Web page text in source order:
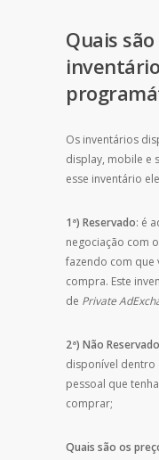
Quais
Os inventários
display, mobile e
esse inventário
1ª) Reservado: é
negociação com
fazendo com que
compra. Este
de Private
2ª) Não Reservado
disponível dentro
pessoal que
comprar;
Quais são os